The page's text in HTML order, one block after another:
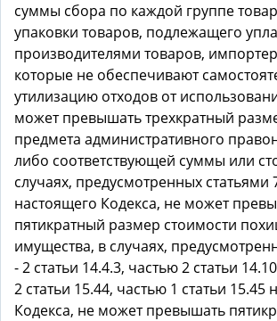
суммы сбора по каждой группе
упаковки товаров, подлежащего
производителями товаров,
которые не обеспечивают
утилизацию отходов от
может превышать трехкратный
предмета административного
либо соответствующей суммы или
случаях, предусмотренных статьями
настоящего Кодекса, не может
пятикратный размер стоимости
имущества, в случаях,
- 2 статьи 14.4.3, частью 2 статьи
2 статьи 15.44, частью 1 статьи 15.45
Кодекса, не может превышать